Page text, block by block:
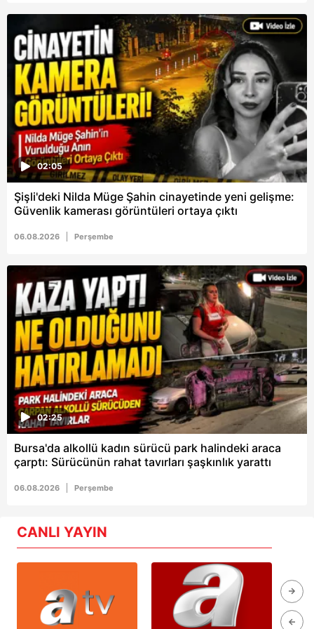
6698 sayılı Kişisel Verilerin Korunması Kanunu uyarınca
hazırlanmış Aydınlatma Metnimizi okumak ve sitemizde
ilgili mevzuata uygun olarak kullanılan çerezlerle ilgili bilgi
almak için lütfentıklayınız.
02:05
Şişli'deki Nilda Müge Şahin cinayetinde yeni gelişme:
Güvenlik kamerası görüntüleri ortaya çıktı
06.08.2026 Perşembe
02:25
Bursa'da alkollü kadın sürücü park halindeki araca
çarptı: Sürücünün rahat tavırları şaşkınlık yarattı
06.08.2026 Perşembe
CANLI YAYIN